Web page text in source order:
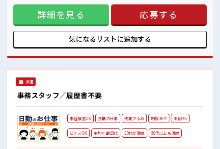
は不安だけど、 しっかり働く環境が整っています！ イチから
スキルUP・ステップUP目指していきましょう！ ≪収入アッ
プを目指せる≫ 高時給だらけの派遣のお仕事です！ ■職場の
雰囲気 “コジンマリ”が好きな方にもお勧め！！ 少人数の職場
です♪ 休憩室完備でランチや休憩も充実しそう♪ 持ち物が多
いあなたにもぴったり☆ ロッカー付き職場♪
詳細を見る 応募する
気になるリストに追加する
派遣
事務スタッフ／履歴書不要
未経験者OK 長期の仕事 残業少なめ 制服あり 染髪OK
ピアスOK 平均年齢20代 30代が活躍 50代以上も活躍